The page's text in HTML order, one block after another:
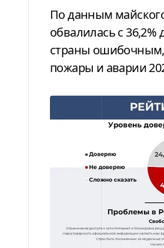
По данным
обвалилась с 36,2%
страны ошибочным,
пожары и аварии